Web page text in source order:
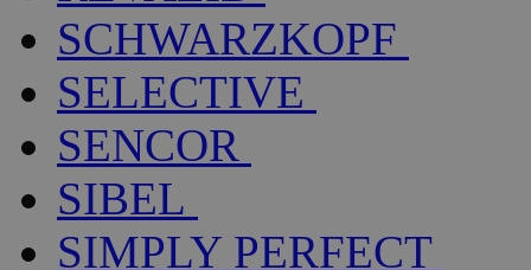
SCHWARZKOPF
SELECTIVE
SENCOR
SIBEL
SIMPLY PERFECT